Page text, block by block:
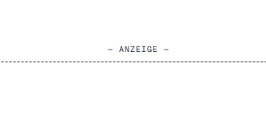
— ANZEIGE —